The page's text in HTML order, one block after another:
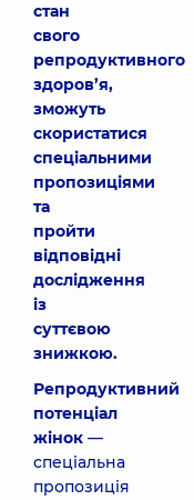
стан
свого
репродуктивного
здоров’я,
зможуть
скористатися
спеціальними
пропозиціями
та
пройти
відповідні
дослідження
із
суттєвою
знижкою.
Репродуктивний
потенціал
жінок —
спеціальна
пропозиція